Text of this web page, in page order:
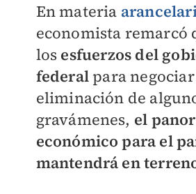
En materia
economista remarcó
los esfuerzos del
federal para
eliminación de
gravámenes, el
económico para el
mantendrá en